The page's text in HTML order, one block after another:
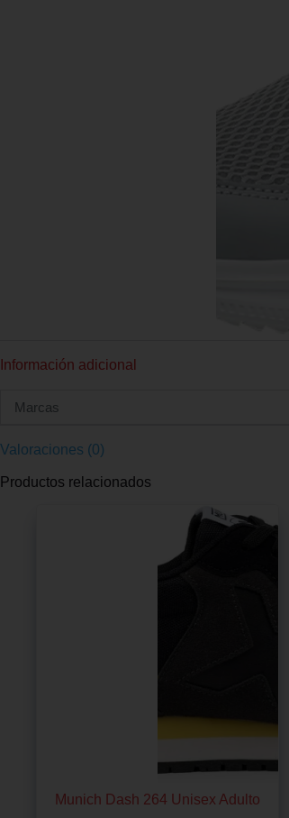
Información adicional
Marcas
Valoraciones (0)
Productos relacionados
Munich Dash 264 Unisex Adulto